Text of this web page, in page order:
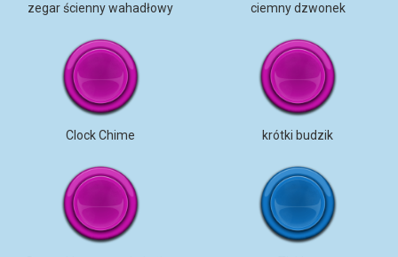
zegar ścienny wahadłowy ciemny dzwonek
Clock Chime krótki budzik